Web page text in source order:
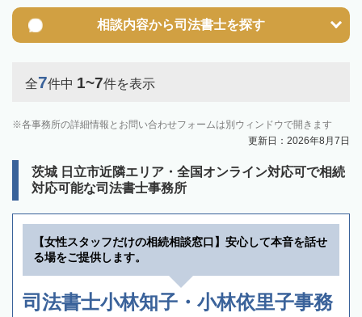
相談内容から司法書士を探す
全7件中 1~7件を表示
各事務所の詳細情報とお問い合わせフォームは別ウィンドウで開きます
更新日：2026年8月7日
茨城 日立市近隣エリア・全国オンライン対応可で相続
対応可能な司法書士事務所
【女性スタッフだけの相続相談窓口】安心して本音を話せ
る場をご提供します。
司法書士小林知子・小林依里子事務